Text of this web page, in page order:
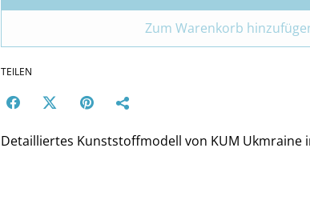
Zum Warenkorb
TEILEN
Detailliertes Kunststoffmodell von KUM Ukmraine